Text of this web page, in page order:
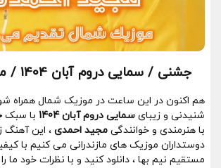
جشنی / سمایی دروم آبان 1404 / مجید احمدی
هم اکنون در این ساعت در موزیک شمال همراه
شنیدنی و زیبای سمایی دروم آبان 1404 با سبک
با هنرمندی و خوانندگی مجید احمدی ، این آهنگ
دوستداران موزیک های مازندرانی می کنیم با
مستقیم نیم بها ، دانلود کنید و با نظرات خود ما